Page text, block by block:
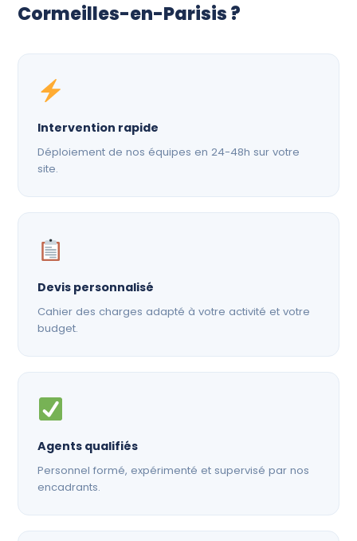
Cormeilles-en-Parisis ?
Intervention rapide
Déploiement de nos équipes en 24-48h sur votre
site.
Devis personnalisé
Cahier des charges adapté à votre activité et votre
budget.
Agents qualifiés
Personnel formé, expérimenté et supervisé par nos
encadrants.